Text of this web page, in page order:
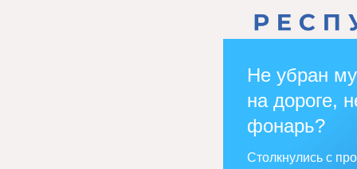
Не убран
на дороге,
фонарь?
Столкнулись с